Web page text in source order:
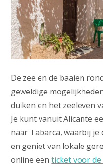
De zee en de baaien
geweldige
duiken en het zeeleven
Je kunt vanuit Alicante
naar Tabarca, waarbij
en geniet van lokale
online eenticket voor